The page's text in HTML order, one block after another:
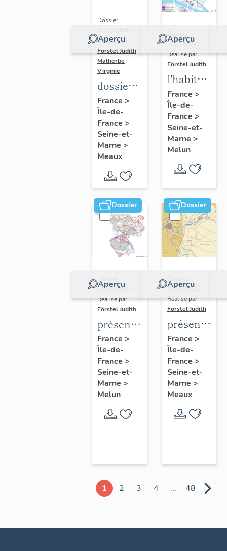
Aperçu
Dossier
Réalisé par
Förstel Judith
Malherbe
Virginie
dossier
collectif
sur les
cours
communes
du
Faubourg
Saint-
Nicolas
France >
Île-de-
France >
Seine-et-
Marne >
Meaux
Aperçu
IA77000603 |
Réalisé par
Förstel Judith
l'habitat
à Melun
France >
Île-de-
France >
Seine-et-
Marne >
Melun
Dossier
Aperçu
IA77000605 |
Réalisé par
Förstel Judith
présentation
de
l'étude
du
patrimoine
de
Melun
France >
Île-de-
France >
Seine-et-
Marne >
Melun
Dossier
Aperçu
IA77000610 |
Réalisé par
Förstel Judith
de
l'étude
du
patrimoine
de
Meaux
France >
Île-de-
France >
Seine-et-
Marne >
Meaux
1 2 3 4 ... 48